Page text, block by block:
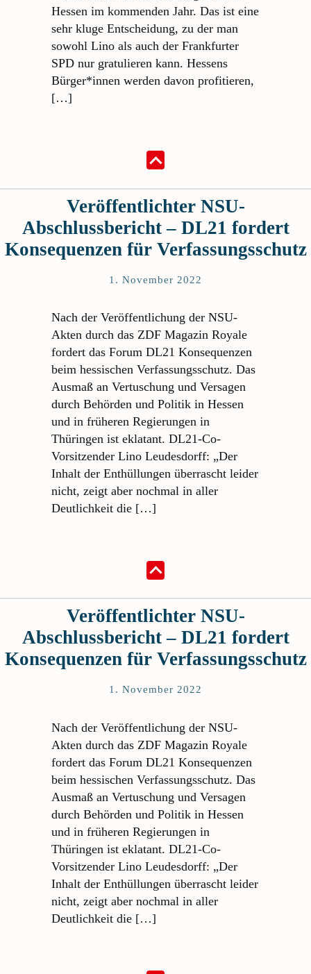
Hessen im kommenden Jahr. Das ist eine
sehr kluge Entscheidung, zu der man
sowohl Lino als auch der Frankfurter
SPD nur gratulieren kann. Hessens
Bürger*innen werden davon profitieren,
[…]
Veröffentlichter NSU-
Abschlussbericht – DL21 fordert
Konsequenzen für Verfassungsschutz
1. November 2022
Nach der Veröffentlichung der NSU-
Akten durch das ZDF Magazin Royale
fordert das Forum DL21 Konsequenzen
beim hessischen Verfassungsschutz. Das
Ausmaß an Vertuschung und Versagen
durch Behörden und Politik in Hessen
und in früheren Regierungen in
Thüringen ist eklatant. DL21-Co-
Vorsitzender Lino Leudesdorff: „Der
Inhalt der Enthüllungen überrascht leider
nicht, zeigt aber nochmal in aller
Deutlichkeit die […]
Veröffentlichter NSU-
Abschlussbericht – DL21 fordert
Konsequenzen für Verfassungsschutz
1. November 2022
Nach der Veröffentlichung der NSU-
Akten durch das ZDF Magazin Royale
fordert das Forum DL21 Konsequenzen
beim hessischen Verfassungsschutz. Das
Ausmaß an Vertuschung und Versagen
durch Behörden und Politik in Hessen
und in früheren Regierungen in
Thüringen ist eklatant. DL21-Co-
Vorsitzender Lino Leudesdorff: „Der
Inhalt der Enthüllungen überrascht leider
nicht, zeigt aber nochmal in aller
Deutlichkeit die […]